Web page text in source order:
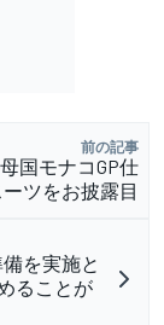
前の記事
国モナコGP仕
ツをお披露目
を実施と
ることが